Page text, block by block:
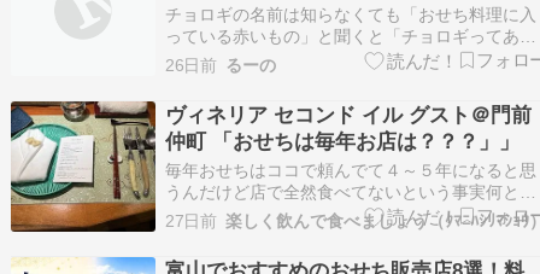
チョロギの名前は知らなくても「おせち料理に入
っている赤いもの」と聞くと「チョロギってあの
気持ち悪いやつか」と分かる人は多いのではない
でしょうか。 独特で個性的な見た目のチョロギ
すが、そもそも何からできているのか、野菜なの
か生き物なのか。 その正体は分からないことだ
けですよね。…
26日前 るーの
ヴィネリア セコンド イル グスト＠門前
仲町 「おせちは毎年お店は？？？」」
毎年おせちはココで頼んでて４～５年になると思
うんだけど店で全然食べてないという事実何とな
くＦＢを見ていたらちょうどスケジュールが空い
てる日に空席アリの情報コレは久々に行きなさい
のサインと思い予約して行ってきましたまずは熊
27日前 楽しく飲んで食べましょう（ﾀﾏﾆﾊｼﾘﾏｼｮｳ